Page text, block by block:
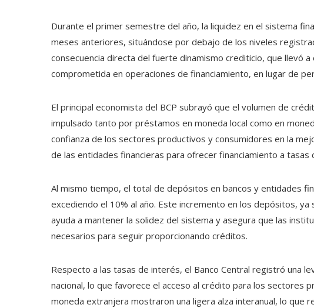
Durante el primer semestre del año, la liquidez en el sistema
meses anteriores, situándose por debajo de los niveles
consecuencia directa del fuerte dinamismo crediticio, que llevó
comprometida en operaciones de financiamiento, en lugar de
El principal economista del BCP subrayó que el volumen de
impulsado tanto por préstamos en moneda local como en
confianza de los sectores productivos y consumidores en la
de las entidades financieras para ofrecer financiamiento a tasas
Al mismo tiempo, el total de depósitos en bancos y entidades
excediendo el 10% al año. Este incremento en los depósitos,
ayuda a mantener la solidez del sistema y asegura que las
necesarios para seguir proporcionando créditos.
Respecto a las tasas de interés, el Banco Central registró una
nacional, lo que favorece el acceso al crédito para los sectores
moneda extranjera mostraron una ligera alza interanual, lo que